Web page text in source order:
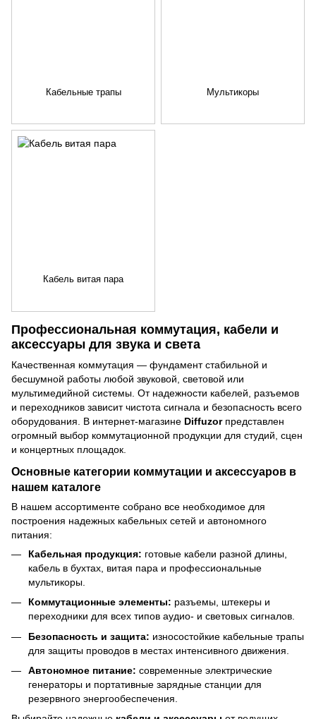
Профессиональная коммутация, кабели и
аксессуары для звука и света
Качественная коммутация — фундамент стабильной и
бесшумной работы любой звуковой, световой или
мультимедийной системы. От надежности кабелей, разъемов
и переходников зависит чистота сигнала и безопасность всего
оборудования. В интернет-магазине Diffuzorпредставлен
огромный выбор коммутационной продукции для студий, сцен
и концертных площадок.
Основные категории коммутации и аксессуаров в
нашем каталоге
В нашем ассортименте собрано все необходимое для
построения надежных кабельных сетей и автономного
питания:
Кабельная продукция: готовые кабели разной длины,
кабель в бухтах, витая пара и профессиональные
мультикоры.
Коммутационные элементы: разъемы, штекеры и
переходники для всех типов аудио- и световых сигналов.
Безопасность и защита: износостойкие кабельные трапы
для защиты проводов в местах интенсивного движения.
Автономное питание: современные электрические
генераторы и портативные зарядные станции для
резервного энергообеспечения.
Кабельные трапы Мультикоры
Кабель витая пара